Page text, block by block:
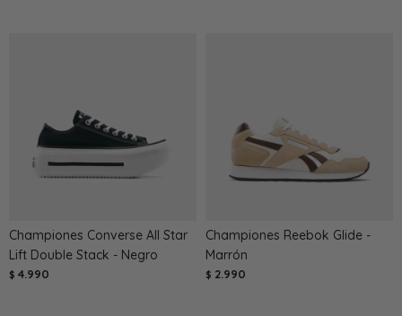
Championes Converse All Star
Lift Double Stack - Negro
$ 4.990
Championes Reebok Glide -
Marrón
$ 2.990